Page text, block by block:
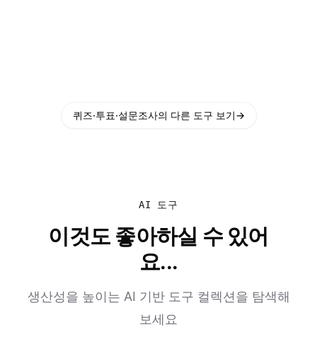
퀴즈·투표·설문조사의 다른 도구 보기→
AI 도구
이것도 좋아하실 수 있어
요...
생산성을 높이는 AI 기반 도구 컬렉션을 탐색해
보세요